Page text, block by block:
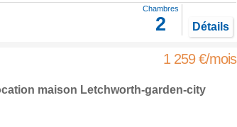
Chambres
2 Détails
1 259 €/mois
maison Letchworth-garden-city